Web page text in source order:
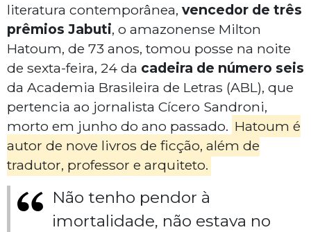
literatura contemporânea, vencedor de três
prêmios Jabuti, o amazonense Milton
Hatoum, de 73 anos, tomou posse na noite
de sexta-feira, 24 da cadeira de número seis
da Academia Brasileira de Letras (ABL), que
pertencia ao jornalista Cícero Sandroni,
morto em junho do ano passado. Hatoum é
autor de nove livros de ficção, além de
tradutor, professor e arquiteto.
Não tenho pendor à
imortalidade, não estava no